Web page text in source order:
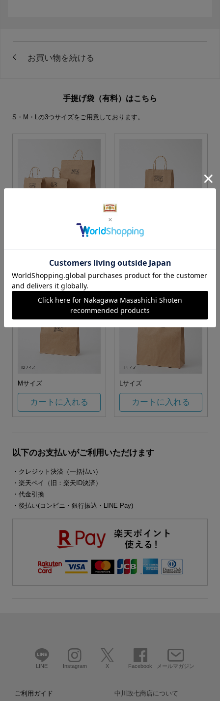
手提げ袋（有料）はこちら
S・M・Lの3つサイズをご用意しております。
S・M・Lサイズより当店に
カートに入れる
Sサイズ
カートに入れる
Mサイズ
カートに入れる
Lサイズ
カートに入れる
以下のお支払いがご利用いただけます
・クレジット決済（一括払い）
・楽天ペイ（旧：楽天ID決済）
・代金引換
・後払い(コンビニ・銀行振込・LINE Pay)
LINE Instagram X Facebook メールマガジン
ご利用ガイド 中川政七商店について